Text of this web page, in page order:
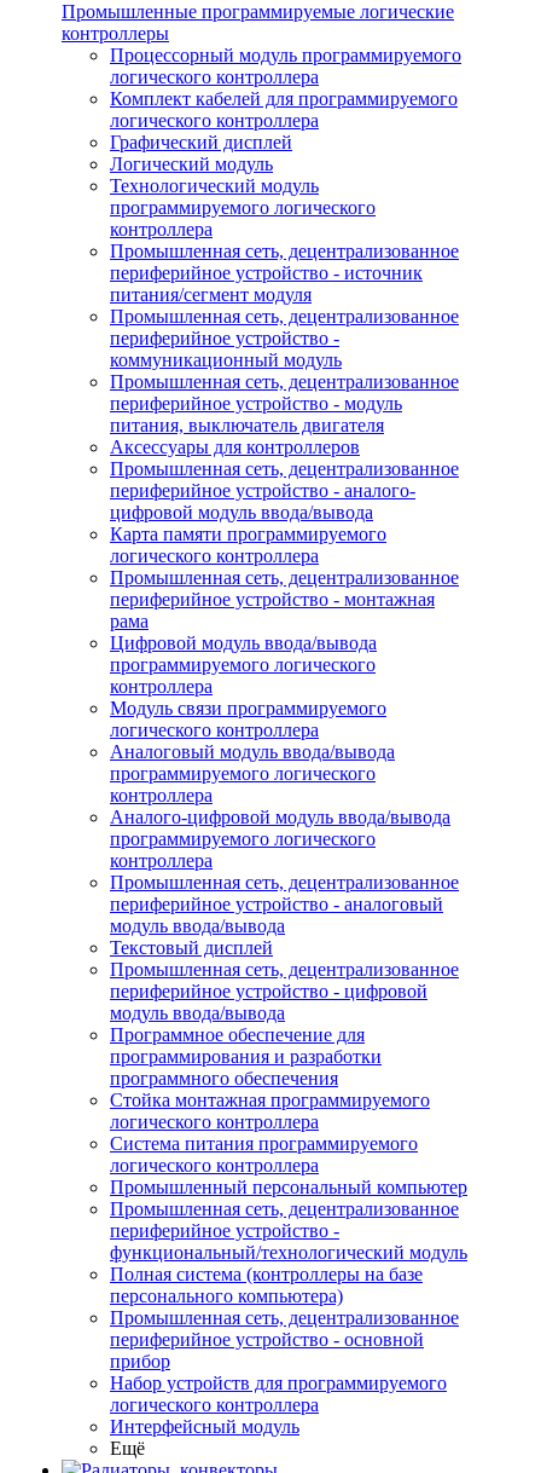
Промышленные программируемые логические
контроллеры
Процессорный модуль программируемого
логического контроллера
Комплект кабелей для программируемого
логического контроллера
Графический дисплей
Логический модуль
Технологический модуль
программируемого логического
контроллера
Промышленная сеть, децентрализованное
периферийное устройство - источник
питания/сегмент модуля
Промышленная сеть, децентрализованное
периферийное устройство -
коммуникационный модуль
Промышленная сеть, децентрализованное
периферийное устройство - модуль
питания, выключатель двигателя
Аксессуары для контроллеров
Промышленная сеть, децентрализованное
периферийное устройство - аналого-
цифровой модуль ввода/вывода
Карта памяти программируемого
логического контроллера
Промышленная сеть, децентрализованное
периферийное устройство - монтажная
рама
Цифровой модуль ввода/вывода
программируемого логического
контроллера
Модуль связи программируемого
логического контроллера
Аналоговый модуль ввода/вывода
программируемого логического
контроллера
Аналого-цифровой модуль ввода/вывода
программируемого логического
контроллера
Промышленная сеть, децентрализованное
периферийное устройство - аналоговый
модуль ввода/вывода
Текстовый дисплей
Промышленная сеть, децентрализованное
периферийное устройство - цифровой
модуль ввода/вывода
Программное обеспечение для
программирования и разработки
программного обеспечения
Стойка монтажная программируемого
логического контроллера
Система питания программируемого
логического контроллера
Промышленный персональный компьютер
Промышленная сеть, децентрализованное
периферийное устройство -
функциональный/технологический модуль
Полная система (контроллеры на базе
персонального компьютера)
Промышленная сеть, децентрализованное
периферийное устройство - основной
прибор
Набор устройств для программируемого
логического контроллера
Интерфейсный модуль
Ещё